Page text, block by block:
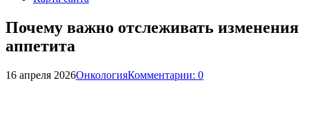
Почему важно отслеживать изменения
аппетита
16 апреля 2026ОнкологияКомментарии: 0